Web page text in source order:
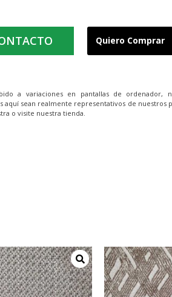
Quiero Comprar
a variaciones en pantallas de ordenador,
aquí sean realmente representativos de nuestros
o visite nuestra tienda.